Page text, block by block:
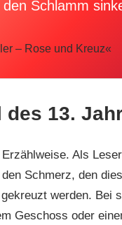
Schlamm
– Rose und Kreuz«
des 13.
Als
Schmerz, den
werden. Bei
Geschoss oder